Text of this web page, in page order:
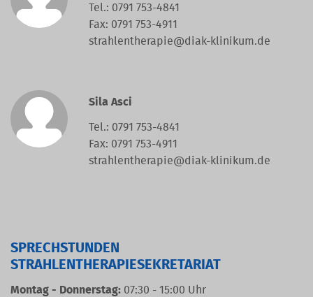
Tel.: 0791 753-4841
Fax: 0791 753-4911
strahlentherapie@diak-klinikum.de
Sila Asci
Tel.: 0791 753-4841
Fax: 0791 753-4911
strahlentherapie@diak-klinikum.de
SPRECHSTUNDEN
STRAHLENTHERAPIESEKRETARIAT
Montag - Donnerstag: 07:30 - 15:00 Uhr